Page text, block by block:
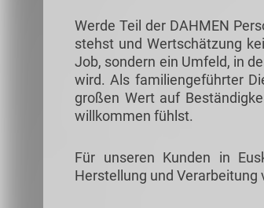
Werde Teil der DAHMEN
stehst und Wertschätzung
Job, sondern ein Umfeld, in
wird. Als familiengeführter
großen Wert auf
willkommen fühlst.
Für unseren Kunden in
Herstellung und Verarbeitung